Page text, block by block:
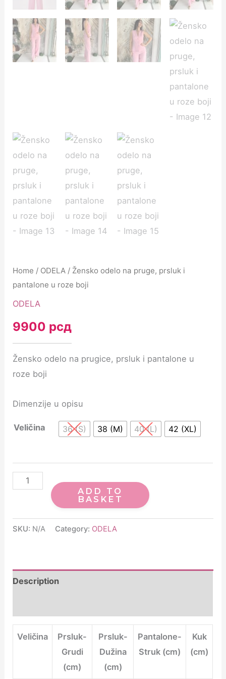
Home / ODELA / Žensko odelo na pruge, prsluk i
pantalone u roze boji
ODELA
9900 рсд
Žensko odelo na prugice, prsluk i pantalone u
roze boji
Dimenzije u opisu
Veličina 36 (S) 38 (M) 40 (L) 42 (XL)
ADD TO
BASKET
SKU: N/A Category: ODELA
Description
Veličina
Prsluk-
Grudi
(cm)
Prsluk-
Dužina
(cm)
Pantalone-
Struk (cm)
Kuk
(cm)